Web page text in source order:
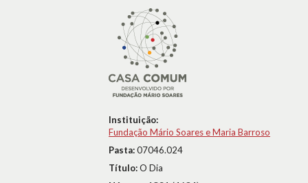
Instituição:
Fundação Mário Soares e Maria Barroso
Pasta:07046.024
Título:O Dia